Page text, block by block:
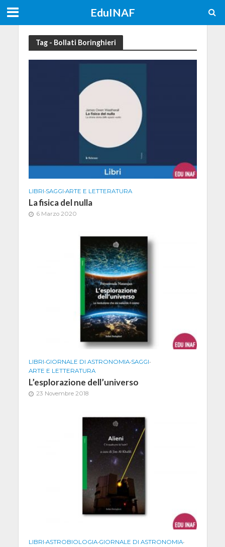
EduINAF
Tag - Bollati Boringhieri
LIBRI•SAGGI•ARTE E LETTERATURA
La fisica del nulla
6 Marzo 2020
LIBRI•GIORNALE DI ASTRONOMIA•SAGGI•
ARTE E LETTERATURA
L’esplorazione dell’universo
23 Novembre 2018
LIBRI•ASTROBIOLOGIA•GIORNALE DI ASTRONOMIA•